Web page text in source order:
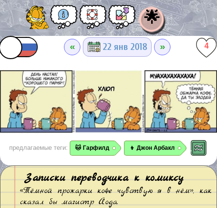
🌟
« 22 янв 2018 » 4
предлагаемые теги: 🐱 Гарфилд 👦 Джон Арбакл
Записки переводчика к комиксу
«Тёмной прожарки кофе чувствую я в нём», как
сказал бы магистр Йода.